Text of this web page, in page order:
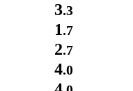
3.3
1.7
2.7
4.0